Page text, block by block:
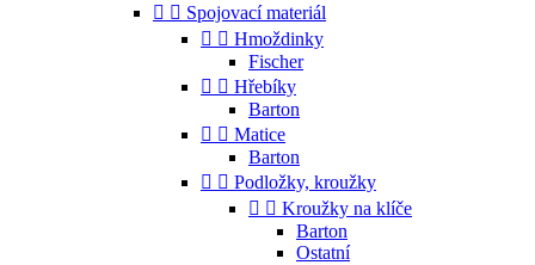
  Spojovací materiál
  Hmoždinky
Fischer
  Hřebíky
Barton
  Matice
Barton
  Podložky, kroužky
  Kroužky na klíče
Barton
Ostatní